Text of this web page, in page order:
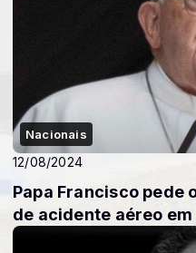
Nacionais
12/08/2024
Papa Francisco pede
de acidente aéreo